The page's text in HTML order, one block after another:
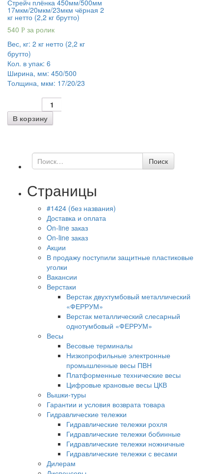
Стрейч плёнка 450мм/500мм
17мкм/20мкм/23мкм чёрная 2
кг нетто (2,2 кг брутто)
540 Р за ролик
Вес, кг: 2 кг нетто (2,2 кг
брутто)
Кол. в упак: 6
Ширина, мм: 450/500
Толщина, мкм: 17/20/23
В корзину
Поиск
по
Поиск
Страницы
#1424 (без названия)
Доставка и оплата
On-line заказ
On-line заказ
Акции
В продажу поступили защитные пластиковые
уголки
Вакансии
Верстаки
Верстак двухтумбовый металлический
«ФЕРРУМ»
Верстак металлический слесарный
однотумбовый «ФЕРРУМ»
Весы
Весовые терминалы
Низкопрофильные электронные
промышленные весы ПВН
Платформенные технические весы
Цифровые крановые весы ЦКВ
Вышки-туры
Гарантии и условия возврата товара
Гидравлические тележки
Гидравлические тележки рохля
Гидравлические тележки бобинные
Гидравлические тележки ножничные
Гидравлические тележки с весами
Дилерам